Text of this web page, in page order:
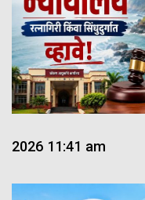
2026 11:41 am